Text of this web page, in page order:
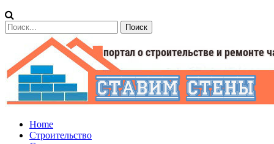
Home
Строительство